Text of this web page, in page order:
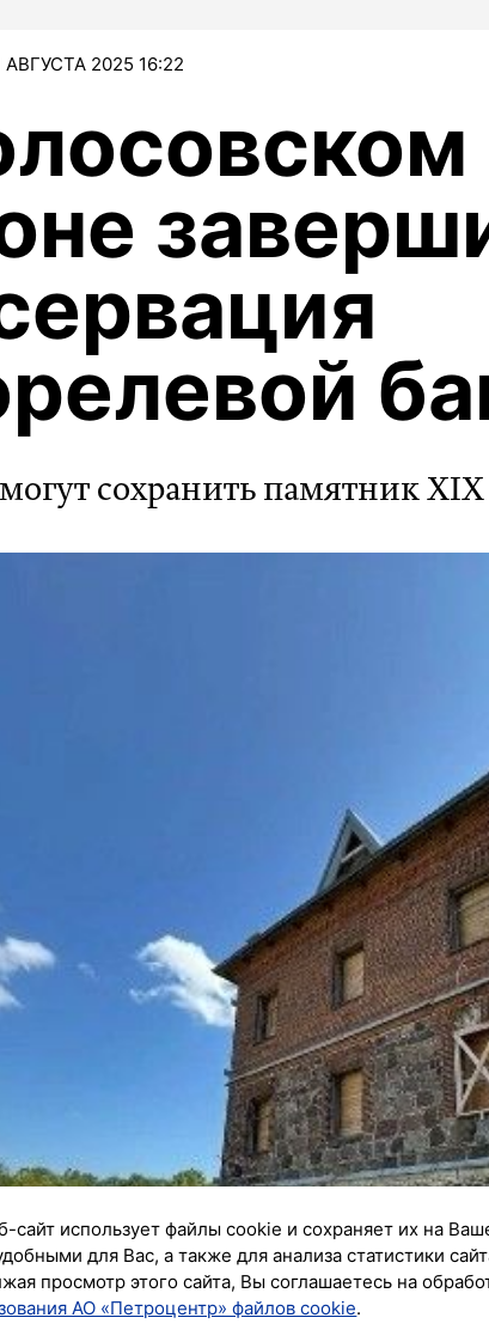
АВГУСТА 2025 16:22
сохранить памятник XIX
сайт использует файлы cookie и сохраняет их на
для Вас, а также для анализа статистики
просмотр этого сайта, Вы соглашаетесь на
АО «Петроцентр» файлов cookie.